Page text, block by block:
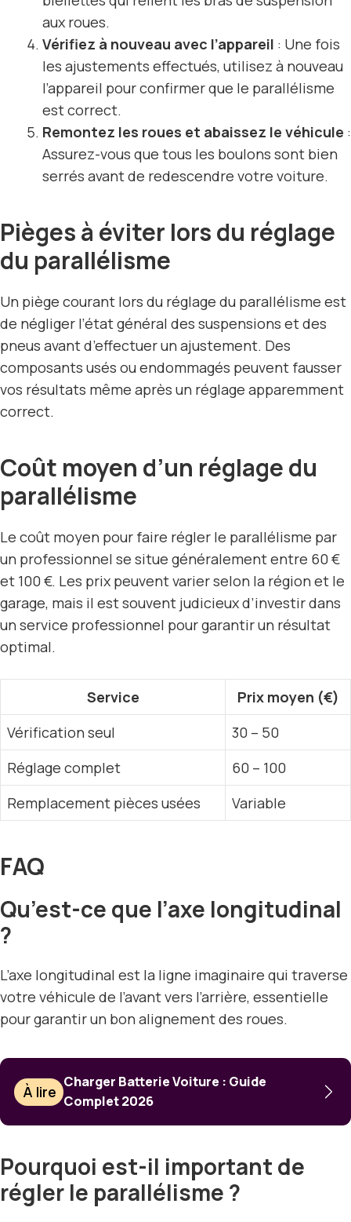
aux roues.
Vérifiez à nouveau avec l’appareil : Une fois
les ajustements effectués, utilisez à nouveau
l’appareil pour confirmer que le parallélisme
est correct.
Remontez les roues et abaissez le véhicule :
Assurez-vous que tous les boulons sont bien
serrés avant de redescendre votre voiture.
Pièges à éviter lors du réglage
du parallélisme
Un piège courant lors du réglage du parallélisme est
de négliger l’état général des suspensions et des
pneus avant d’effectuer un ajustement. Des
composants usés ou endommagés peuvent fausser
vos résultats même après un réglage apparemment
correct.
Coût moyen d’un réglage du
parallélisme
Le coût moyen pour faire régler le parallélisme par
un professionnel se situe généralement entre 60 €
et 100 €. Les prix peuvent varier selon la région et le
garage, mais il est souvent judicieux d’investir dans
un service professionnel pour garantir un résultat
optimal.
Service
Prix moyen (€)
Vérification seul
30 – 50
Réglage complet
60 – 100
Remplacement pièces usées
Variable
FAQ
Qu’est-ce que l’axe longitudinal
?
L’axe longitudinal est la ligne imaginaire qui traverse
votre véhicule de l’avant vers l’arrière, essentielle
pour garantir un bon alignement des roues.
À lire
Charger Batterie Voiture : Guide
Complet 2026
Pourquoi est-il important de
régler le parallélisme ?